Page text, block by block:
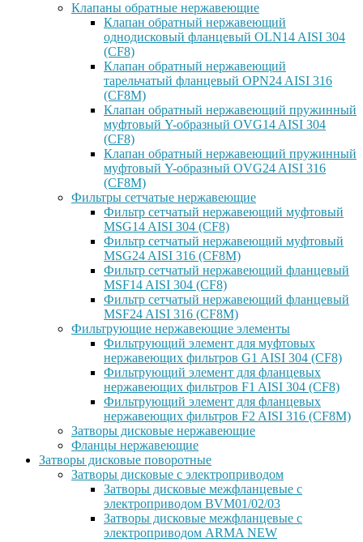
Клапаны обратные нержавеющие
Клапан обратный нержавеющий
однодисковый фланцевый OLN14 AISI 304
(CF8)
Клапан обратный нержавеющий
тарельчатый фланцевый OPN24 AISI 316
(CF8M)
Клапан обратный нержавеющий пружинный
муфтовый Y-образный OVG14 AISI 304
(CF8)
Клапан обратный нержавеющий пружинный
муфтовый Y-образный OVG24 AISI 316
(CF8М)
Фильтры сетчатые нержавеющие
Фильтр сетчатый нержавеющий муфтовый
MSG14 AISI 304 (CF8)
Фильтр сетчатый нержавеющий муфтовый
MSG24 AISI 316 (CF8M)
Фильтр сетчатый нержавеющий фланцевый
MSF14 AISI 304 (CF8)
Фильтр сетчатый нержавеющий фланцевый
MSF24 AISI 316 (CF8M)
Фильтрующие нержавеющие элементы
Фильтрующий элемент для муфтовых
нержавеющих фильтров G1 AISI 304 (CF8)
Фильтрующий элемент для фланцевых
нержавеющих фильтров F1 AISI 304 (CF8)
Фильтрующий элемент для фланцевых
нержавеющих фильтров F2 AISI 316 (CF8M)
Затворы дисковые нержавеющие
Фланцы нержавеющие
Затворы дисковые поворотные
Затворы дисковые с электроприводом
Затворы дисковые межфланцевые с
электроприводом BVM01/02/03
Затворы дисковые межфланцевые с
электроприводом ARMA NEW